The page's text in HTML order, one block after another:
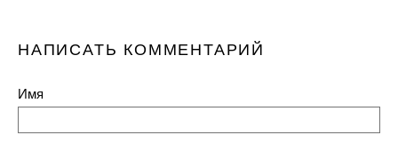
НАПИСАТЬ КОММЕНТАРИЙ
Имя